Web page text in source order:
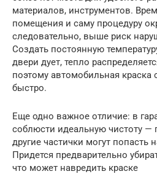
материалов, инструментов.
помещения и саму процедуру
следовательно, выше риск
Создать постоянную
двери дует, тепло
поэтому автомобильная краска
быстро.
Еще одно важное отличие: в
соблюсти идеальную чистоту —
другие частички могут
Придется предварительно
что может навредить краске